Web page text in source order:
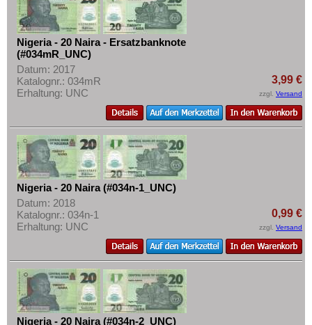
Nigeria - 20 Naira - Ersatzbanknote
(#034mR_UNC)
Datum: 2017
Katalognr.: 034mR
Erhaltung: UNC
3,99 €
zzgl. Versand
Nigeria - 20 Naira (#034n-1_UNC)
Datum: 2018
Katalognr.: 034n-1
Erhaltung: UNC
0,99 €
zzgl. Versand
Nigeria - 20 Naira (#034n-2_UNC)